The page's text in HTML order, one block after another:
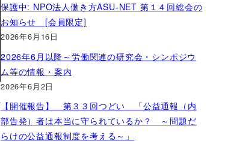
保護中: NPO法人働き方ASU-NET 第１４回総会の
お知らせ [会員限定]
2026年6月16日
2026年6月以降～労働関連の研究会・シンポジウ
ム等の情報・案内
2026年6月2日
【開催報告】 第３３回つどい 「公益通報（内
部告発）者は本当に守られているか？ ～問題だ
らけの公益通報制度を考える～」